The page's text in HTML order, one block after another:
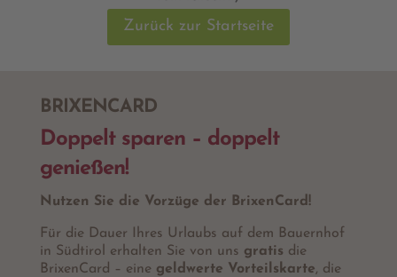
Zurück zur Startseite
BRIXENCARD
Doppelt sparen – doppelt
genießen!
Nutzen Sie die Vorzüge der BrixenCard!
Für die Dauer Ihres Urlaubs auf dem Bauernhof
in Südtirol erhalten Sie von uns gratis die
BrixenCard – eine geldwerte Vorteilskarte, die